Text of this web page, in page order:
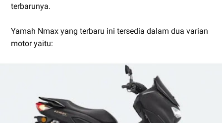
terbarunya.
Yamah Nmax yang terbaru ini tersedia dalam dua varian
motor yaitu: